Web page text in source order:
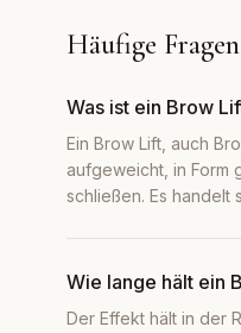
Häufige Fragen
Was ist ein Brow
Ein Brow Lift, auch
aufgeweicht, in Form
schließen. Es handelt
Wie lange hält ein
Der Effekt hält in der